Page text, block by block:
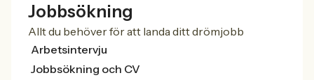
Jobbsökning
Allt du behöver för att landa ditt drömjobb
Arbetsintervju
Jobbsökning och CV